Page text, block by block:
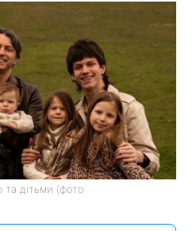
дітьми (фото: